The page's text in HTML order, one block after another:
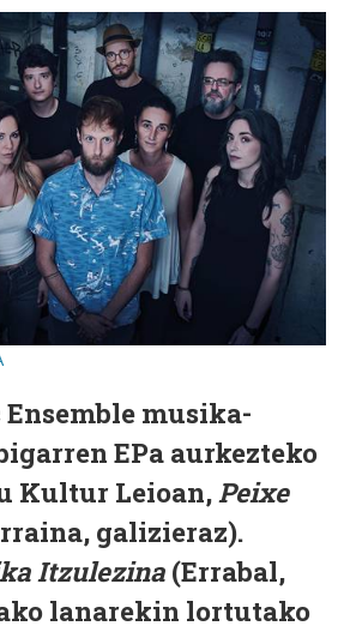
musika-
EPa aurkezteko
Kultur Leioan,Peixe
galizieraz).
Itzulezina (Errabal,
lanarekin lortutako